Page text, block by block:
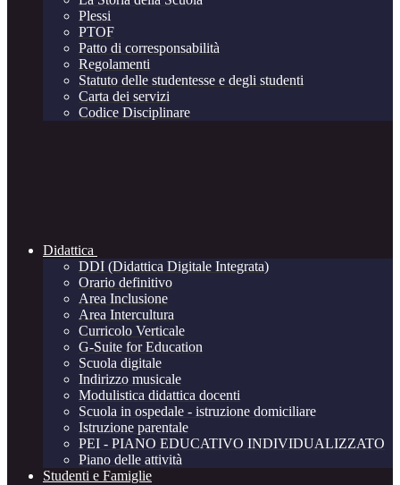
Plessi
PTOF
Patto di corresponsabilità
Regolamenti
Statuto delle studentesse e degli studenti
Carta dei servizi
Codice Disciplinare
Didattica
DDI (Didattica Digitale Integrata)
Orario definitivo
Area Inclusione
Area Intercultura
Curricolo Verticale
G-Suite for Education
Scuola digitale
Indirizzo musicale
Modulistica didattica docenti
Scuola in ospedale - istruzione domiciliare
Istruzione parentale
PEI - PIANO EDUCATIVO INDIVIDUALIZZATO
Piano delle attività
Studenti e Famiglie